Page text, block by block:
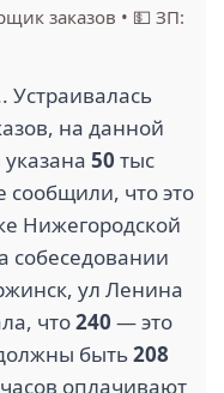
заказов • 💵 ЗП:
на данной
50 тыс
сообщили, что это
Нижегородской
собеседовании
ул Ленина
что240 — это
быть208
часов оплачивают